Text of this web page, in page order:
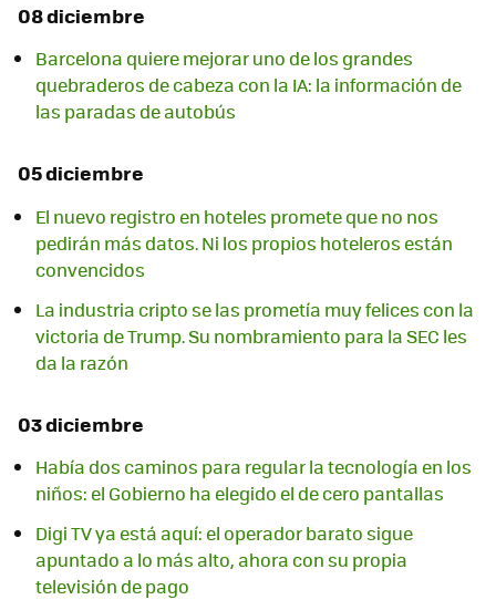
08 diciembre
Barcelona quiere mejorar uno de los grandes
quebraderos de cabeza con la IA: la información de
las paradas de autobús
05 diciembre
El nuevo registro en hoteles promete que no nos
pedirán más datos. Ni los propios hoteleros están
convencidos
La industria cripto se las prometía muy felices con la
victoria de Trump. Su nombramiento para la SEC les
da la razón
03 diciembre
Había dos caminos para regular la tecnología en los
niños: el Gobierno ha elegido el de cero pantallas
Digi TV ya está aquí: el operador barato sigue
apuntado a lo más alto, ahora con su propia
televisión de pago